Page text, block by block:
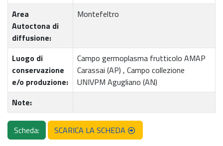
Area
Autoctona di
diffusione:
Montefeltro
Luogo di
conservazione
e/o produzione:
Campo germoplasma frutticolo AMAP
Carassai (AP) , Campo collezione
UNIVPM Agugliano (AN)
Note:
Scheda: SCARICA LA SCHEDA